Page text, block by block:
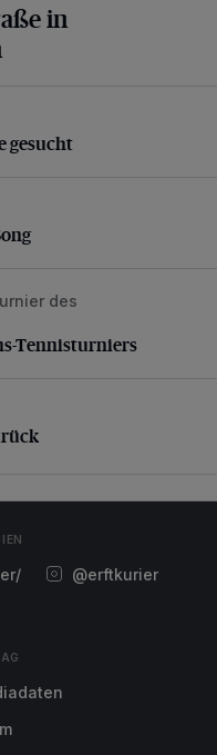
in
gesucht
gesucht
Tennisturniers
des
Tennisturniers
@erftkurier